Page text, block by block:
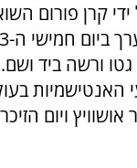
קרן פורום
בכיכר גטו ורשה
האנטישמיות
לשחרור אושוויץ ויום